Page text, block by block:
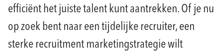
efficiënt het juiste talent kunt aantrekken. Of je nu
op zoek bent naar een tijdelijke recruiter, een
sterke recruitment marketingstrategie wilt